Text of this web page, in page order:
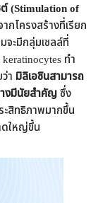
ต์ (Stimulation of
กโครงสร้างที่เรียก
จะมีกลุ่มเซลล์ที่
ทำ
า มิลิเอซินสามารถ
างมีนัยสำคัญซึ่ง
ะสิทธิภาพมากขึ้น
ดใหญ่ขึ้น